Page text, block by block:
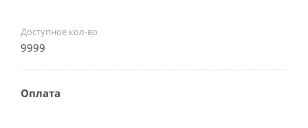
Доступное кол-во
9999
Оплата